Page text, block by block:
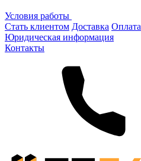
Условия работы
Стать клиентом Доставка Оплата
Юридическая информация
Контакты